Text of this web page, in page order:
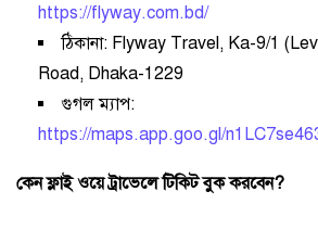
https://flyway.com.bd/
ঠিকানা: Flyway Travel, Ka-9/1
Road, Dhaka-1229
গুগল ম্যাপ:
https://maps.app.goo.gl/
কেন ফ্লাই ওয়ে ট্রাভেলে টিকিট বুক করবেন?